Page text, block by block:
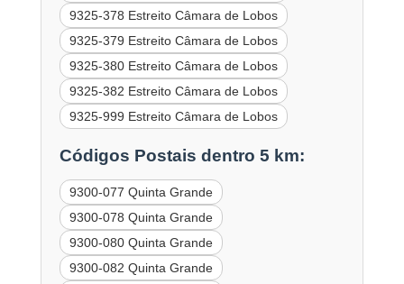
9325-378 Estreito Câmara de Lobos
9325-379 Estreito Câmara de Lobos
9325-380 Estreito Câmara de Lobos
9325-382 Estreito Câmara de Lobos
9325-999 Estreito Câmara de Lobos
Códigos Postais dentro 5 km:
9300-077 Quinta Grande
9300-078 Quinta Grande
9300-080 Quinta Grande
9300-082 Quinta Grande